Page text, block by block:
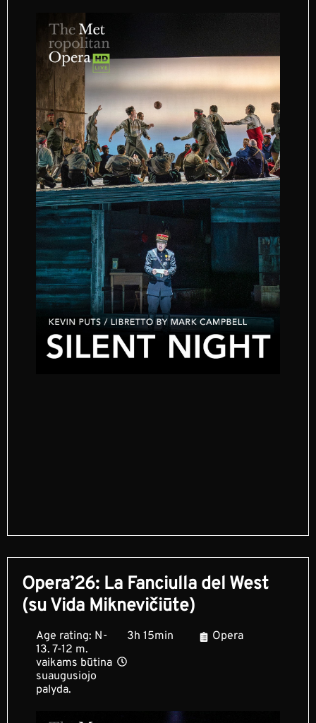
Opera’26: La Fanciulla del West
(su Vida Miknevičiūte)
Age rating: N-
13. 7-12 m.
vaikams būtina
suaugusiojo
palyda.
3h 15min Opera